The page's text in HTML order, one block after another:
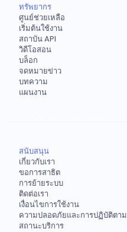
ทรัพยากร
ศูนย์ช่วยเหลือ
เริ่มต้นใช้งาน
สถาบัน API
วิดีโอสอน
บล็อก
จดหมายข่าว
บทความ
แผนงาน
สนับสนุน
เกี่ยวกับเรา
ขอการสาธิต
การย้ายระบบ
ติดต่อเรา
เงื่อนไขการใช้งาน
ความปลอดภัยและการปฏิบัติตา
สถานะบริการ